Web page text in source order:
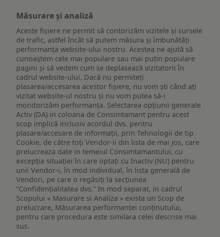
Măsurare și analiză
Aceste fișiere ne permit să contorizăm vizitele și sursele
de trafic, astfel încât să putem măsura și îmbunătăți
performanța website-ului nostru. Acestea ne ajută să
cunoaștem cele mai populare sau mai puțin populare
pagini și să vedem cum se deplasează vizitatorii în
cadrul website-ului. Dacă nu permiteți
plasarea/accesarea acestor fișiere, nu vom ști când ați
vizitat website-ul nostru și nu vom putea să-i
monitorizăm performanța. Selectarea opțiunii generale
Activ (DA) in coloana de Consimtamant pentru acest
scop implică inclusiv acordul dvs. pentru
plasare/accesare de informații, prin Tehnologii de tip
Cookie, de către toți Vendor-ii din lista de mai jos, care
prelucreaza date in temeiul Consimtamantului, cu
excepția situației în care optați cu Inactiv (NU) pentru
unii Vendor-i, în mod individual, în lista generală de
Vendori, pe care o regăsiți la secțiunea
“Confidențialitatea dvs.” In mod separat, in cadrul
Scopului « Masurare si Analiza » exista un Scop de
prelucrare, Măsurarea performanței conținutului,
pentru care procedura este similara celei descrise mai
sus.